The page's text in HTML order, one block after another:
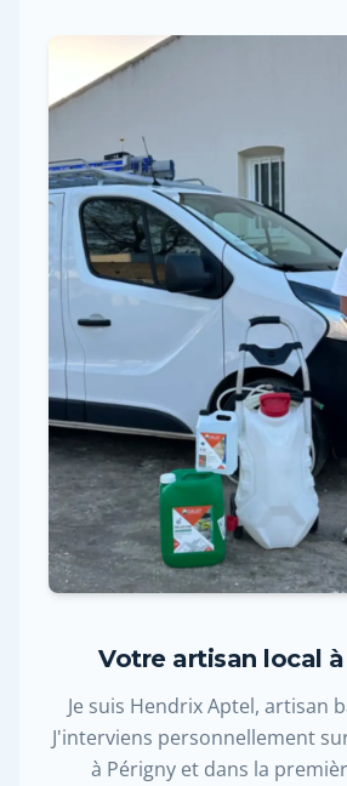
Votre artisan local
Je suis Hendrix Aptel, artisan
J'interviens personnellement
à Périgny et dans la